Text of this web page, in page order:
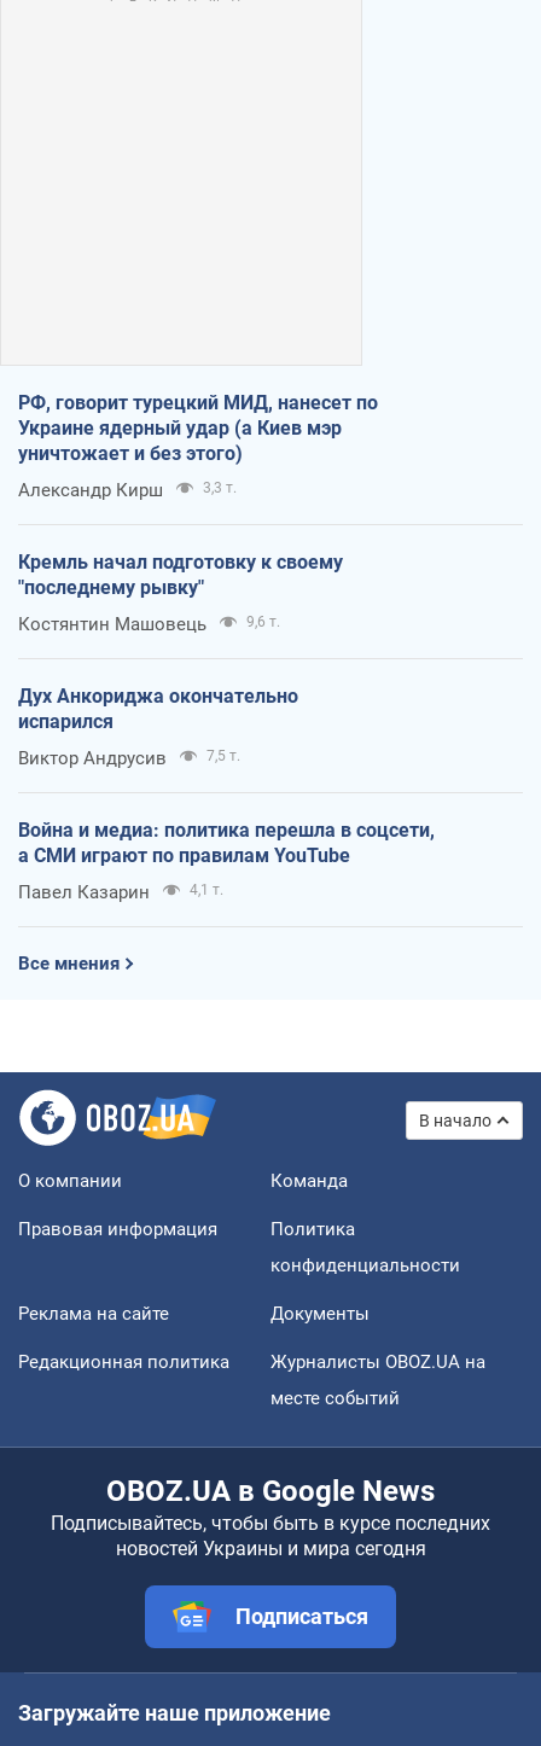
РФ, говорит турецкий МИД, нанесет по
Украине ядерный удар (а Киев мэр
уничтожает и без этого)
Александр Кирш 3,3 т.
Кремль начал подготовку к своему
"последнему рывку"
Костянтин Машовець 9,6 т.
Дух Анкориджа окончательно
испарился
Виктор Андрусив 7,5 т.
Война и медиа: политика перешла в соцсети,
а СМИ играют по правилам YouTube
Павел Казарин 4,1 т.
Все мнения
В начало
О компании Команда
Правовая информация
Политика
конфиденциальности
Реклама на сайте Документы
Редакционная политика
Журналисты OBOZ.UA на
месте событий
OBOZ.UA в Google News
Подписывайтесь, чтобы быть в курсе последних
новостей Украины и мира сегодня
Подписаться
Загружайте наше приложение